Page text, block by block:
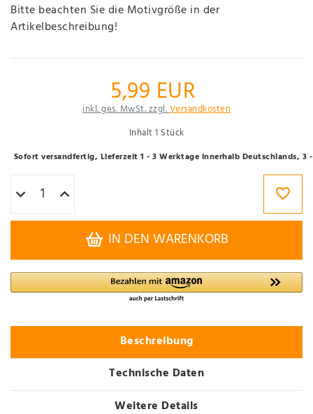
Bitte beachten Sie die Motivgröße in der
Artikelbeschreibung!
5,99 EUR
inkl. ges. MwSt. zzgl.Versandkosten
Inhalt1 Stück
Sofort versandfertig, Lieferzeit 1 - 3 Werktage innerhalb Deutschlands, 3
IN DEN WARENKORB
Beschreibung
Technische Daten
Weitere Details